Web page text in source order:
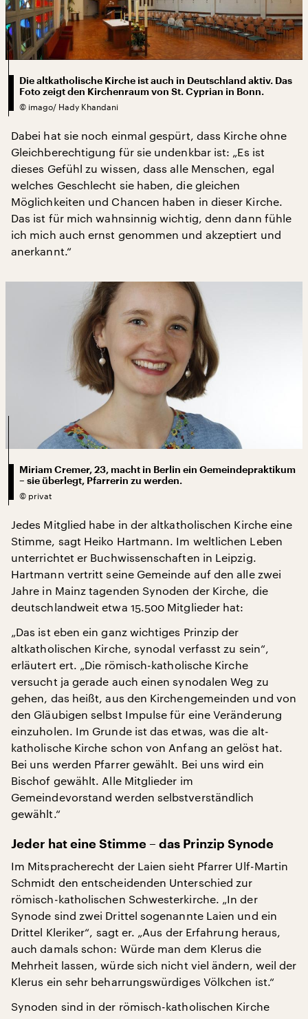
Die altkatholische Kirche ist auch in Deutschland aktiv. Das
Foto zeigt den Kirchenraum von St. Cyprian in Bonn.
© imago/ Hady Khandani
Dabei hat sie noch einmal gespürt, dass Kirche ohne
Gleichberechtigung für sie undenkbar ist: „Es ist
dieses Gefühl zu wissen, dass alle Menschen, egal
welches Geschlecht sie haben, die gleichen
Möglichkeiten und Chancen haben in dieser Kirche.
Das ist für mich wahnsinnig wichtig, denn dann fühle
ich mich auch ernst genommen und akzeptiert und
anerkannt.“
Miriam Cremer, 23, macht in Berlin ein Gemeindepraktikum
– sie überlegt, Pfarrerin zu werden.
© privat
Jedes Mitglied habe in der altkatholischen Kirche eine
Stimme, sagt Heiko Hartmann. Im weltlichen Leben
unterrichtet er Buchwissenschaften in Leipzig.
Hartmann vertritt seine Gemeinde auf den alle zwei
Jahre in Mainz tagenden Synoden der Kirche, die
deutschlandweit etwa 15.500 Mitglieder hat:
„Das ist eben ein ganz wichtiges Prinzip der
altkatholischen Kirche, synodal verfasst zu sein“,
erläutert ert. „Die römisch-katholische Kirche
versucht ja gerade auch einen synodalen Weg zu
gehen, das heißt, aus den Kirchengemeinden und von
den Gläubigen selbst Impulse für eine Veränderung
einzuholen. Im Grunde ist das etwas, was die alt-
katholische Kirche schon von Anfang an gelöst hat.
Bei uns werden Pfarrer gewählt. Bei uns wird ein
Bischof gewählt. Alle Mitglieder im
Gemeindevorstand werden selbstverständlich
gewählt.“
Jeder hat eine Stimme – das Prinzip Synode
Im Mitspracherecht der Laien sieht Pfarrer Ulf-Martin
Schmidt den entscheidenden Unterschied zur
römisch-katholischen Schwesterkirche. „In der
Synode sind zwei Drittel sogenannte Laien und ein
Drittel Kleriker“, sagt er. „Aus der Erfahrung heraus,
auch damals schon: Würde man dem Klerus die
Mehrheit lassen, würde sich nicht viel ändern, weil der
Klerus ein sehr beharrungswürdiges Völkchen ist.“
Synoden sind in der römisch-katholischen Kirche